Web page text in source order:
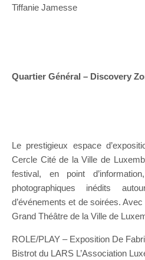
Tiffanie Jamesse
Quartier Général – Discovery
Le prestigieux espace
Cercle Cité de la Ville de
festival, en point
photographiques inédits
d’événements et de soirées.
Grand Théâtre de la Ville de
ROLE/PLAY – Exposition De
Bistrot du LARS L’Association